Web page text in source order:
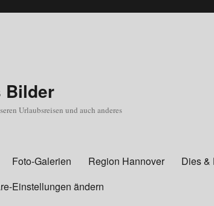
Bilder
Urlaubsreisen und auch anderes
Foto-Galerien Region Hannover Dies &
Einstellungen ändern